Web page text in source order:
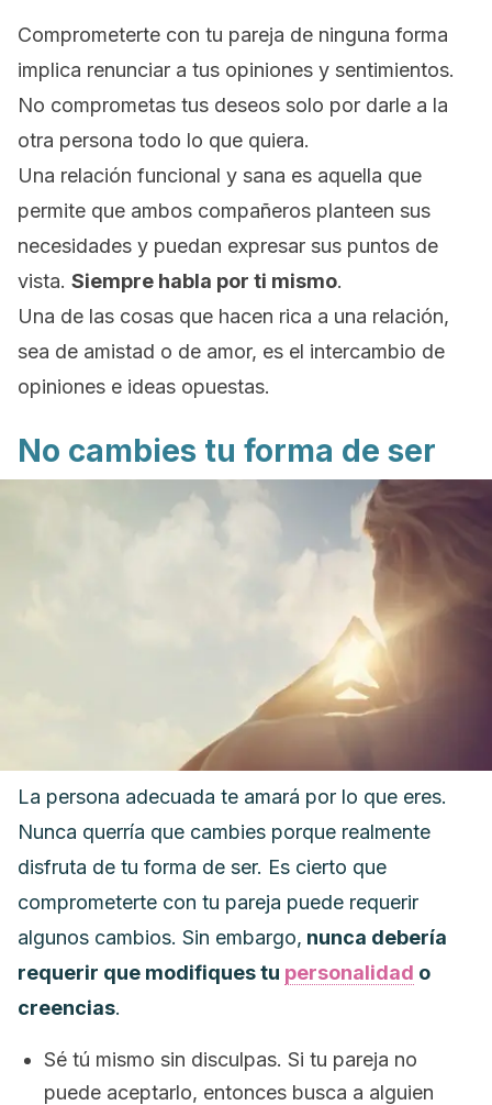
Comprometerte con tu pareja de ninguna forma
implica renunciar a tus opiniones y sentimientos.
No comprometas tus deseos solo por darle a la
otra persona todo lo que quiera.
Una relación funcional y sana es aquella que
permite que ambos compañeros planteen sus
necesidades y puedan expresar sus puntos de
vista. Siempre habla por ti mismo.
Una de las cosas que hacen rica a una relación,
sea de amistad o de amor, es el intercambio de
opiniones e ideas opuestas.
No cambies tu forma de ser
La persona adecuada te amará por lo que eres.
Nunca querría que cambies porque realmente
disfruta de tu forma de ser. Es cierto que
comprometerte con tu pareja puede requerir
algunos cambios. Sin embargo, nunca debería
requerir que modifiques tu personalidad o
creencias.
Sé tú mismo sin disculpas. Si tu pareja no
puede aceptarlo, entonces busca a alguien